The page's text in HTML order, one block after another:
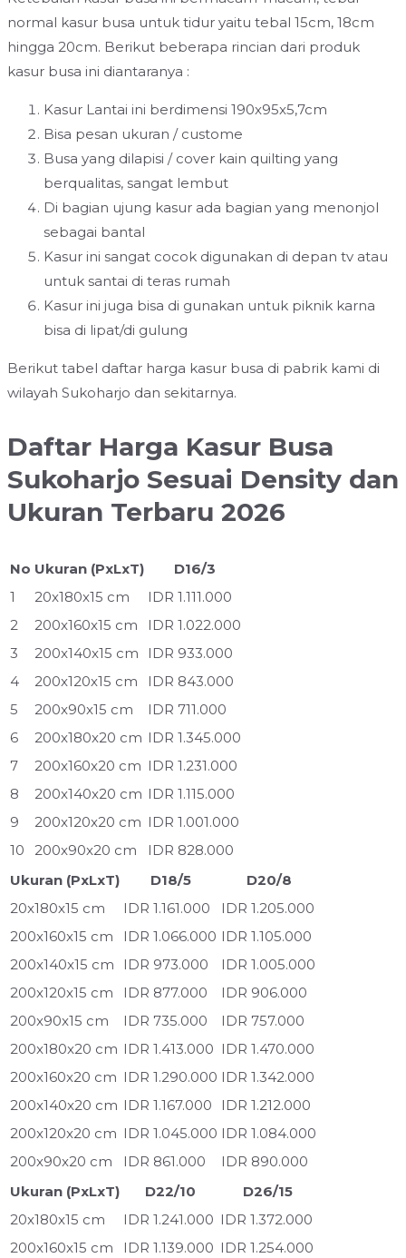
normal kasur busa untuk tidur yaitu tebal 15cm, 18cm
hingga 20cm. Berikut beberapa rincian dari produk
kasur busa ini diantaranya :
Kasur Lantai ini berdimensi 190x95x5,7cm
Bisa pesan ukuran / custome
Busa yang dilapisi / cover kain quilting yang
berqualitas, sangat lembut
Di bagian ujung kasur ada bagian yang menonjol
sebagai bantal
Kasur ini sangat cocok digunakan di depan tv atau
untuk santai di teras rumah
Kasur ini juga bisa di gunakan untuk piknik karna
bisa di lipat/di gulung
Berikut tabel daftar harga kasur busa di pabrik kami di
wilayah Sukoharjo dan sekitarnya.
Daftar Harga Kasur Busa
Sukoharjo Sesuai Density dan
Ukuran Terbaru 2026
No Ukuran (PxLxT)
D16/3
1
20x180x15 cm
IDR 1.111.000
2
200x160x15 cm
IDR 1.022.000
3
200x140x15 cm
IDR 933.000
4
200x120x15 cm
IDR 843.000
5
200x90x15 cm
IDR 711.000
6
200x180x20 cm IDR 1.345.000
7
200x160x20 cm IDR 1.231.000
8
200x140x20 cm IDR 1.115.000
9
200x120x20 cm IDR 1.001.000
10
200x90x20 cm
IDR 828.000
Ukuran (PxLxT)
D18/5
D20/8
20x180x15 cm
IDR 1.161.000
IDR 1.205.000
200x160x15 cm
IDR 1.066.000 IDR 1.105.000
200x140x15 cm
IDR 973.000
IDR 1.005.000
200x120x15 cm
IDR 877.000
IDR 906.000
200x90x15 cm
IDR 735.000
IDR 757.000
200x180x20 cm IDR 1.413.000 IDR 1.470.000
200x160x20 cm IDR 1.290.000 IDR 1.342.000
200x140x20 cm IDR 1.167.000
IDR 1.212.000
200x120x20 cm IDR 1.045.000 IDR 1.084.000
200x90x20 cm
IDR 861.000
IDR 890.000
Ukuran (PxLxT)
D22/10
D26/15
20x180x15 cm
IDR 1.241.000 IDR 1.372.000
200x160x15 cm
IDR 1.139.000 IDR 1.254.000